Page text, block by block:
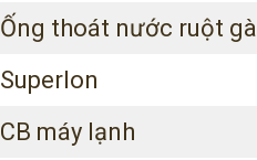
Ống thoát nước ruột gà
Superlon
CB máy lạnh